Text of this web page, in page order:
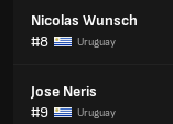
Nicolas Wunsch
#8
Uruguay
Jose Neris
#9
Uruguay